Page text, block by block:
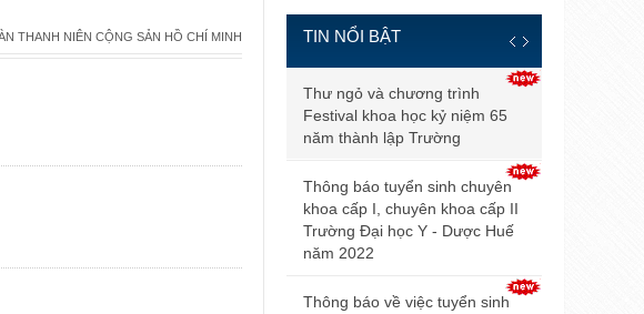
THANH NIÊN CỘNG SẢN HỒ CHÍ MINH TIN NỔI BẬT
Thư ngỏ và chương trình
Festival khoa học kỷ niệm 65
năm thành lập Trường
Thông báo tuyển sinh chuyên
khoa cấp I, chuyên khoa cấp II
Trường Đại học Y - Dược Huế
năm 2022
Thông báo về việc tuyển sinh